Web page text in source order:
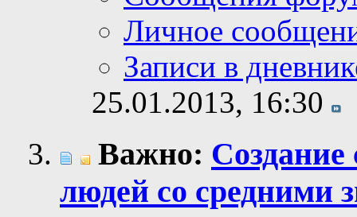
Личное
Записи в
25.01.2013, 16:30
Важно: Создание
людей со средними